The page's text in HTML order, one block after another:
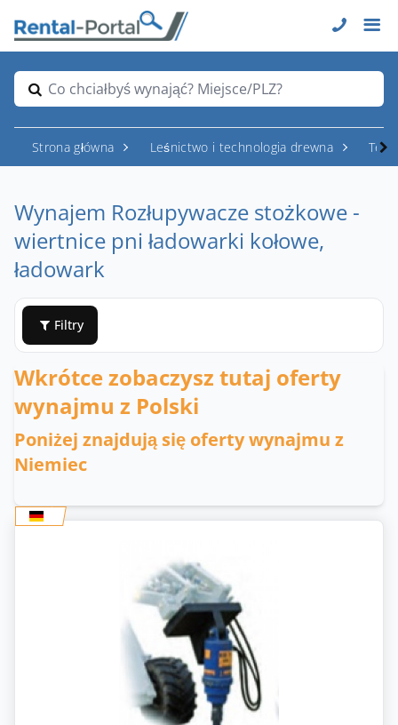
Co chciałbyś wynająć? Miejsce/PLZ?
Strona główna Leśnictwo i technologia drewna
Wynajem Rozłupywacze stożkowe -
wiertnice pni ładowarki kołowe,
ładowark
Filtry
Wkrótce zobaczysz tutaj oferty
wynajmu z Polski
Poniżej znajdują się oferty wynajmu z
Niemiec